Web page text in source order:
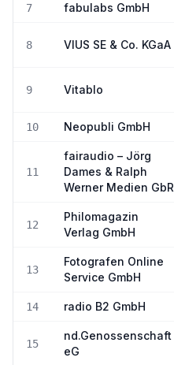
7 fabulabs GmbH
8 VIUS SE & Co. KGaA
9 Vitablo
10 Neopubli GmbH
11
fairaudio – Jörg
Dames & Ralph
Werner Medien GbR
12
Philomagazin
Verlag GmbH
13
Fotografen Online
Service GmbH
14 radio B2 GmbH
15
nd.Genossenschaft
eG